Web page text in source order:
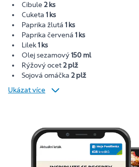
Cibule2 ks
Cuketa 1 ks
Paprika žlutá 1 ks
Paprika červená 1 ks
Lilek1 ks
Olej sezamový150 ml
Rýžový ocet2 plž
Sojová omáčka 2 plž
Ukázat více